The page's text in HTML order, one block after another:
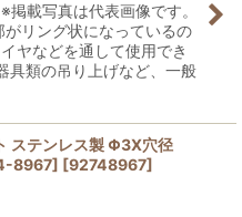
掲載写真は代表画像です。
リング状になっているの
ヤなどを通して使用でき
具類の吊り上げなど、一般
ステンレス製 Φ3X穴径
8967] [92748967]